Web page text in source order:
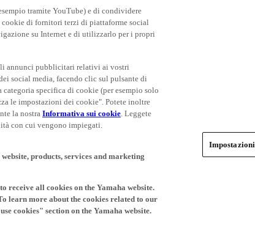
tramite YouTube) e di condividere
cookie di fornitori terzi di piattaforme social
su Internet e di utilizzarlo per i propri
annunci pubblicitari relativi ai vostri
social media, facendo clic sul pulsante di
specifica di cookie (per esempio solo
le impostazioni dei cookie". Potete inoltre
la nostra Informativa sui cookie
. Leggete
con cui vengono impiegati.
products, services and marketing
all cookies on the Yamaha website.
learn more about the cookies related to our
cookies" section on the Yamaha website.
Impostazioni